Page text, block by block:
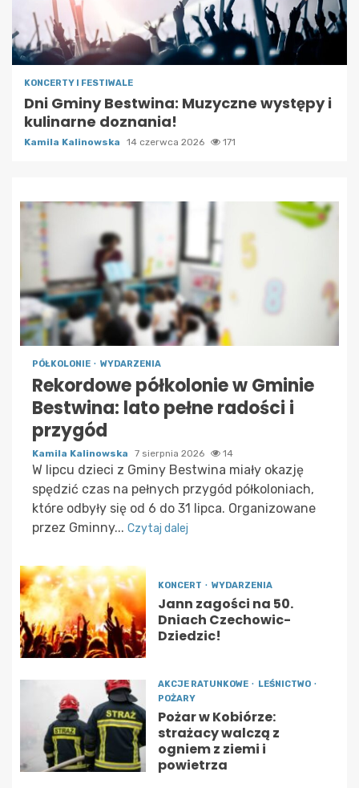
KONCERTY I FESTIWALE
Dni Gminy Bestwina: Muzyczne występy i
kulinarne doznania!
Kamila Kalinowska 14 czerwca 2026 171
PÓŁKOLONIE WYDARZENIA
Rekordowe półkolonie w Gminie
Bestwina: lato pełne radości i
przygód
Kamila Kalinowska 7 sierpnia 2026 14
W lipcu dzieci z Gminy Bestwina miały okazję
spędzić czas na pełnych przygód półkoloniach,
które odbyły się od 6 do 31 lipca. Organizowane
przez Gminny... Czytaj dalej
KONCERT WYDARZENIA
Jann zagości na 50.
Dniach Czechowic-
Dziedzic!
AKCJE RATUNKOWE
LEŚNICTWO
POŻARY
Pożar w Kobiórze:
strażacy walczą z
ogniem z ziemi i
powietrza